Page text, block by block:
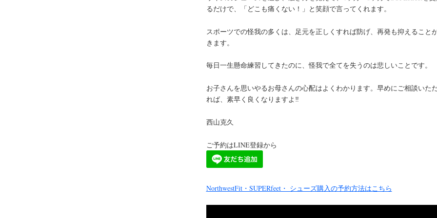
るだけで、「どこも痛くない！」と笑顔で言ってくれます。
スポーツでの怪我の多くは、足元を正しくすれば防げ、再発も抑えること
きます。
毎日一生懸命練習してきたのに、怪我で全てを失うのは悲しいことです。
お子さんを思いやるお母さんの心配はよくわかります。早めにご相談いた
れば、素早く良くなりますよ‼️
西山克久
ご予約はLINE登録から
NorthwestFit・SUPERfeet・ シューズ購入の予約方法はこちら